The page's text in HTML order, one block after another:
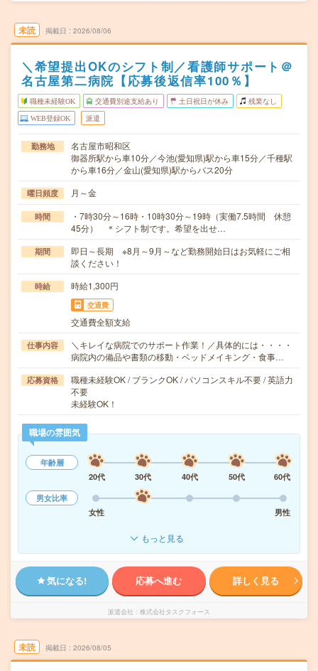
未読 掲載日 2026/08/06
＼希望提出OKのシフト制／看護師サポート＠
名古屋第二病院【応募後返信率100％】
職種未経験OK 交通費別途支給あり 土日祝日が休み 残業なし
WEB登録OK 派遣
勤務地
名古屋市昭和区
御器所駅から車10分／今池(愛知県)駅から車15分／千種駅
から車16分／金山(愛知県)駅からバス20分
曜日頻度 月～金
時間
・7時30分～16時・10時30分～19時（実働7.5時間 休憩
45分） ＊シフト制です。希望を出せ…
期間
即日～長期 ※8月～9月～など勤務開始日はお気軽にご相
談ください！
時給 時給1,300円
交通費
交通費全額支給
仕事内容
＼キレイな病院でのサポート作業！／具体的には・・・・
病院内の備品や書類の移動・ベッドメイキング・食事…
応募資格
職種未経験OK / ブランクOK / パソコンスキル不要 / 英語力
不要
未経験OK！
職場の雰囲気
年齢層
20代
30代 40代 50代
60代
男女比率
女性
男性
もっと見る
気になる! 応募へ進む 詳しく見る
派遣会社 株式会社タスクフォース
未読 掲載日 2026/08/05